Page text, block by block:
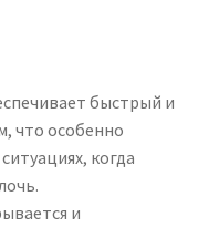
быстрый и
что особенно
когда
и